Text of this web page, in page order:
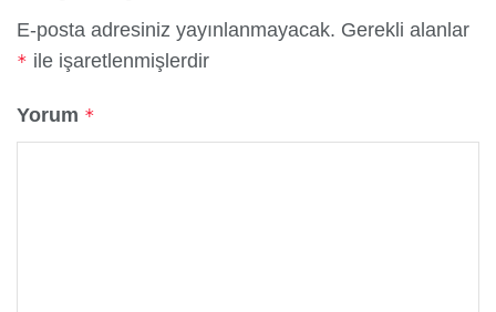
E-posta adresiniz yayınlanmayacak. Gerekli alanlar
* ile işaretlenmişlerdir
Yorum *